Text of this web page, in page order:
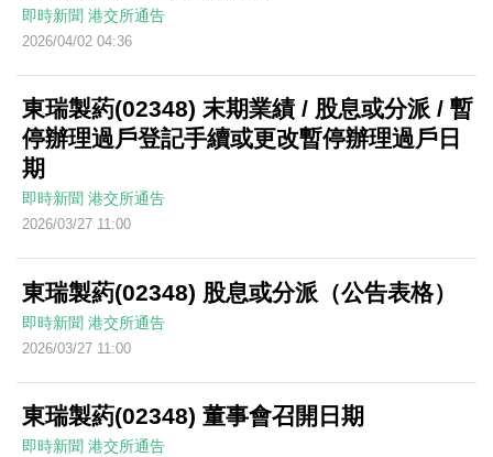
即時新聞 港交所通告
2026/04/02 04:36
東瑞製葯(02348) 末期業績 / 股息或分派 / 暫
停辦理過戶登記手續或更改暫停辦理過戶日
期
即時新聞 港交所通告
2026/03/27 11:00
東瑞製葯(02348) 股息或分派（公告表格）
即時新聞 港交所通告
2026/03/27 11:00
東瑞製葯(02348) 董事會召開日期
即時新聞 港交所通告